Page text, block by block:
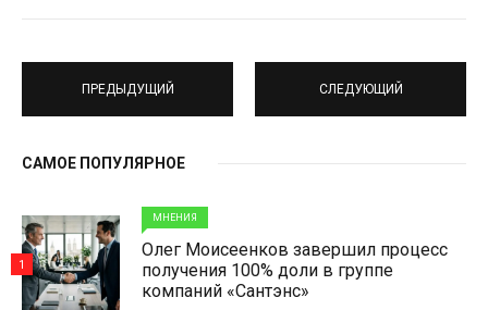
ПРЕДЫДУЩИЙ СЛЕДУЮЩИЙ
САМОЕ ПОПУЛЯРНОЕ
МНЕНИЯ
Олег Моисеенков завершил процесс
получения 100% доли в группе
компаний «Сантэнс»
1